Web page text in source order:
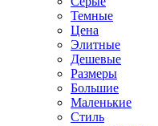
Темные
Цена
Элитные
Дешевые
Размеры
Большие
Маленькие
Стиль